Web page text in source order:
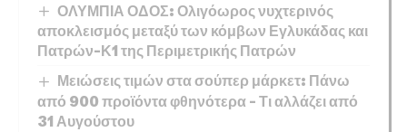
ΟΛΥΜΠΙΑ ΟΔΟΣ: Ολιγόωρος νυχτερινός
αποκλεισμός μεταξύ των κόμβων Εγλυκάδας και
Πατρών-Κ1 της Περιμετρικής Πατρών
Μειώσεις τιμών στα σούπερ μάρκετ: Πάνω
από 900 προϊόντα φθηνότερα – Τι αλλάζει από
31 Αυγούστου